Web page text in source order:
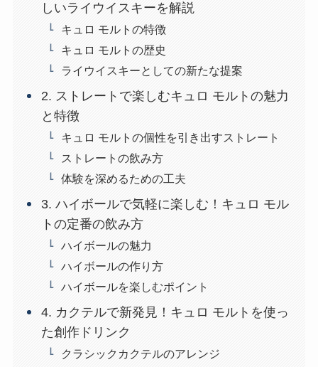
しいライウイスキーを解説
キュロ モルトの特徴
キュロ モルトの歴史
ライウイスキーとしての新たな提案
2. ストレートで楽しむキュロ モルトの魅力
と特徴
キュロ モルトの個性を引き出すストレート
ストレートの飲み方
体験を深めるための工夫
3. ハイボールで気軽に楽しむ！キュロ モル
トの定番の飲み方
ハイボールの魅力
ハイボールの作り方
ハイボールを楽しむポイント
4. カクテルで新発見！キュロ モルトを使っ
た創作ドリンク
クラシックカクテルのアレンジ